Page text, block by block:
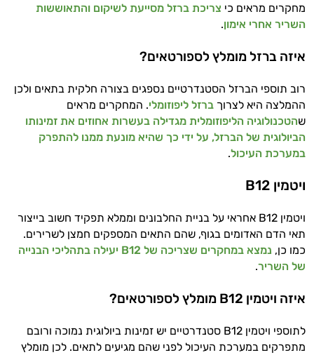
מחקרים מראים כי צריכת ברזל מסייעת לשיקום והתאוששות
השריר אחרי אימון.
איזה ברזל מומלץ לספורטאים?
רוב תוספי הברזל הסטנדרטיים נספגים בצורה חלקית בתאים ולכן
ההמלצה היא לצרוך ברזל ליפוזומלי. המחקרים מראים
שהטכנולוגיה הליפוזומלית מגדילה בעשרות אחוזים את זמינותו
הביולוגית של הברזל, על ידי כך שהיא מונעת ממנו להתפרק
במערכת העיכול.
ויטמין B12
ויטמין B12 אחראי על בניית החלבונים וממלא תפקיד חשוב בייצור
תאי הדם האדומים בגוף, שהם התאים המספקים חמצן לשרירים.
כמו כן,
נמצא במחקרים שצריכה של B12 יעילה בתהליכי הבנייה
של השריר.
איזה ויטמין B12 מומלץ לספורטאים?
לתוספי ויטמין B12 סטנדרטיים יש זמינות ביולוגית נמוכה ורובם
מתפרקים במערכת העיכול לפני שהם מגיעים לתאים. לכן מומלץ